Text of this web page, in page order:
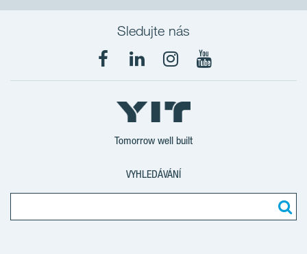
Sledujte nás
Tomorrow well built
VYHLEDÁVÁNÍ